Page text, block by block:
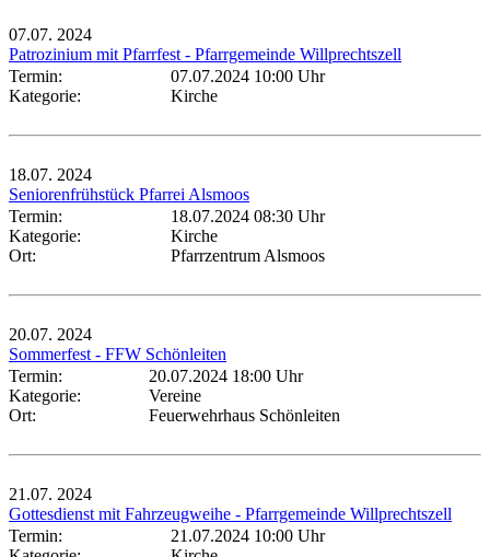
07.07. 2024
Patrozinium mit Pfarrfest - Pfarrgemeinde Willprechtszell
Termin:
07.07.2024 10:00 Uhr
Kategorie:
Kirche
18.07. 2024
Seniorenfrühstück Pfarrei Alsmoos
Termin:
18.07.2024 08:30 Uhr
Kategorie:
Kirche
Ort:
Pfarrzentrum Alsmoos
20.07. 2024
Sommerfest - FFW Schönleiten
Termin:
20.07.2024 18:00 Uhr
Kategorie:
Vereine
Ort:
Feuerwehrhaus Schönleiten
21.07. 2024
Gottesdienst mit Fahrzeugweihe - Pfarrgemeinde Willprechtszell
Termin:
21.07.2024 10:00 Uhr